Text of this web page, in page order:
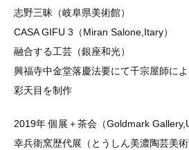
志野三昧（岐阜県美術館）
CASA GIFU 3（Miran Salone,Itary）
融合する工芸（銀座和光）
興福寺中金堂落慶法要にて千宗屋師に
彩天目を制作
2019年 個展＋茶会（Goldmark
幸兵衛窯歴代展（とうしん美濃陶芸美術